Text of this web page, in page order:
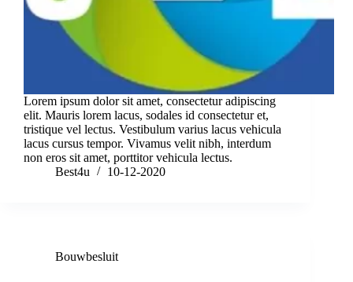
Lorem ipsum dolor sit amet, consectetur adipiscing
elit. Mauris lorem lacus, sodales id consectetur et,
tristique vel lectus. Vestibulum varius lacus vehicula
lacus cursus tempor. Vivamus velit nibh, interdum
non eros sit amet, porttitor vehicula lectus.
Best4u
10-12-2020
Bouwbesluit